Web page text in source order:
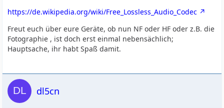
https://de.wikipedia.org/wiki/Free_Lossless_Audio_Codec
Freut euch über eure Geräte, ob nun NF oder HF oder z.B. die
Fotographie , ist doch erst einmal nebensächlich;
Hauptsache, ihr habt Spaß damit.
dl5cn